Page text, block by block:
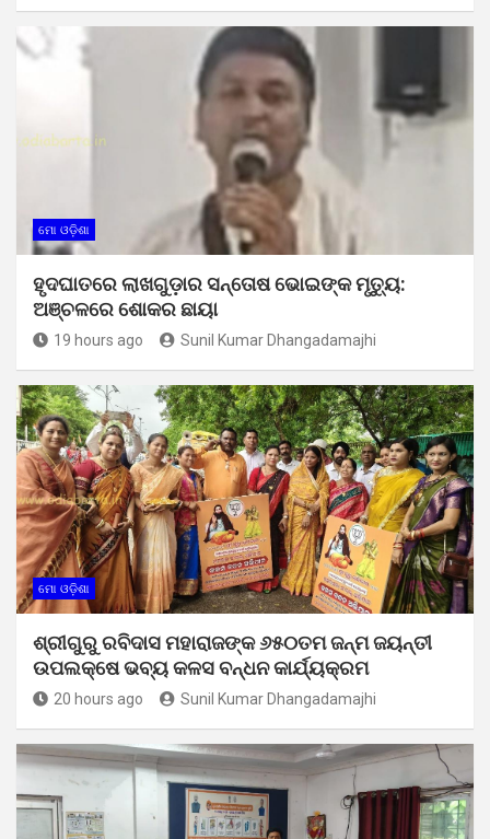
ମୋ ଓଡ଼ିଶା
ହୃଦଘାତରେ ଲାଖଗୁଡ଼ାର ସନ୍ତୋଷ ଭୋଇଙ୍କ ମୃତ୍ୟୁ:
ଅଞ୍ଚଳରେ ଶୋକର ଛାୟା
19 hours ago Sunil Kumar Dhangadamajhi
ମୋ ଓଡ଼ିଶା
ଶ୍ରୀଗୁରୁ ରବିଦାସ ମହାରାଜଙ୍କ ୬୫୦ତମ ଜନ୍ମ ଜୟନ୍ତୀ
ଉପଲକ୍ଷେ ଭବ୍ୟ କଳସ ବନ୍ଧନ କାର୍ଯ୍ୟକ୍ରମ
20 hours ago Sunil Kumar Dhangadamajhi